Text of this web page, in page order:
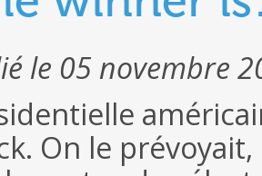
le 05 novembre
On le